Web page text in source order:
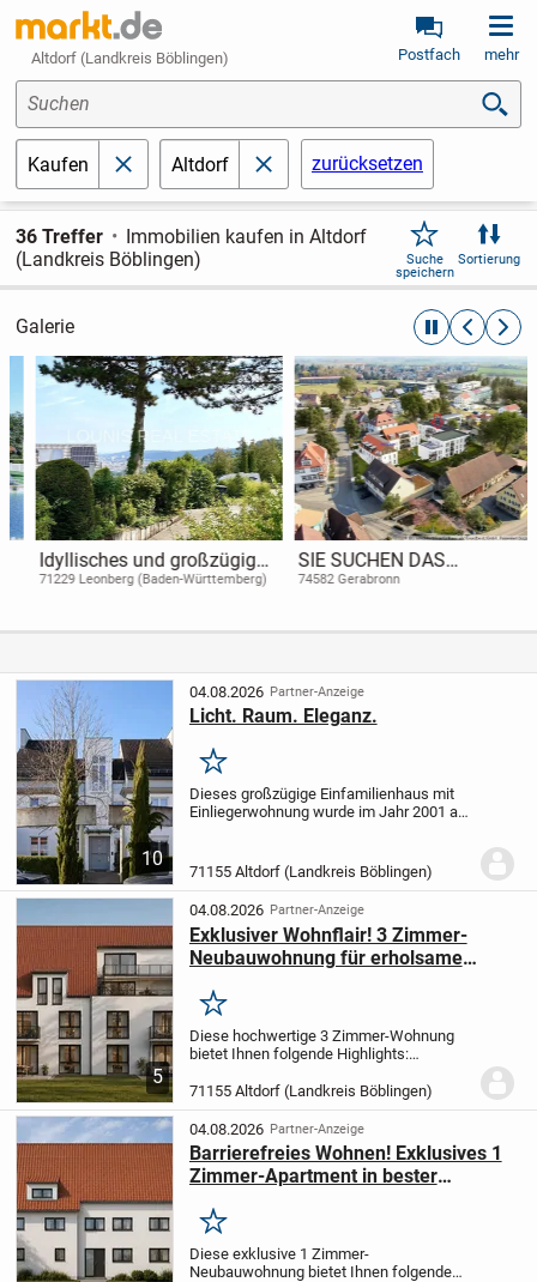
Altdorf (Landkreis Böblingen) Postfach mehr
Suchen
Kaufen schließen
Altdorf schließenzurücksetzen
36 Treffer
Immobilien kaufen in Altdorf
(Landkreis Böblingen)
Suche
speichern
Sortierung
Galerie automatische
Idyllisches und großzügiges
Appartment mit großem
beliebter und ruhiger Lage
71229 Leonberg (Baden-Württemberg)
SIE SUCHEN DAS
BESONDERE: Schicke 3-
großer Dachterrasse -
74582 Gerabronn
10
04.08.2026 Partner-Anzeige
Licht. Raum. Eleganz.
Merken
Dieses großzügige Einfamilienhaus mit
Einliegerwohnung wurde im Jahr 2001 auf
Altdorf errichtet und 2013 umgebaut und...
71155 Altdorf (Landkreis Böblingen)
5
04.08.2026 Partner-Anzeige
Exklusiver Wohnflair! 3 Zimmer-
Neubauwohnung für erholsame
Merken
Diese hochwertige 3 Zimmer-Wohnung
bietet Ihnen folgende Highlights:
exklusiver AusstattungMit dem Aufzug
gelangen Sie bequem in alle
Stockwerke Erholung pur...
71155 Altdorf (Landkreis Böblingen)
04.08.2026 Partner-Anzeige
Barrierefreies Wohnen! Exklusives 1
Zimmer-Apartment in bester
Merken
Diese exklusive 1 Zimmer-
Neubauwohnung bietet Ihnen folgende